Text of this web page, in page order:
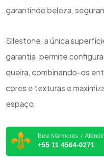
garantindo beleza,
Silestone, a única
garantia, permite
queira, combinando-os
cores e texturas e
espaço.
Best Mármores /
+55 11 4564-0271